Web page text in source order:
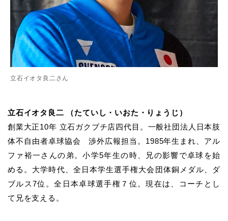
立石イオタ良二さん
立石イオタ良二 （たていし・いおた・りょうじ）
創業大正10年 立石ガクブチ店四代目。一般社団法人日本肢
体不自由者卓球協会 渉外広報担当。1985年生まれ、アル
ファ裕一さんの弟。小学5年生の時、兄の影響で卓球を始
める。大学時代、全日本学生選手権大会団体銅メダル、ダ
ブルス7位。全日本卓球選手権７位。現在は、コーチとし
て兄を支える。